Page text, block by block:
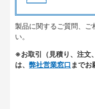
製品に関するご質問、ご
い。
※お取引（見積り、注文
は、 弊社営業窓口 までお